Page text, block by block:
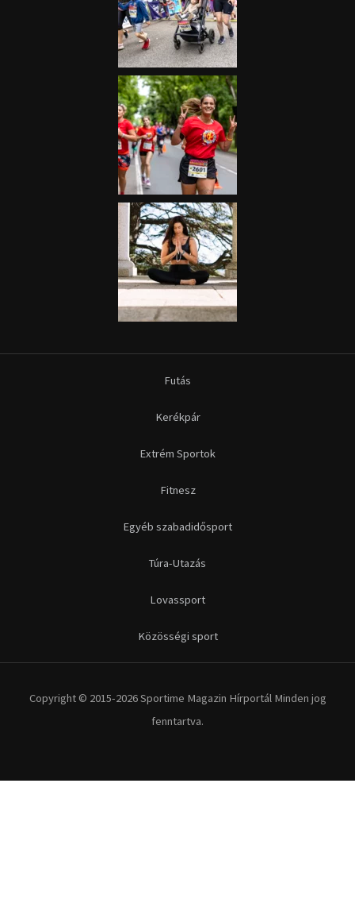
Futás
Kerékpár
Extrém Sportok
Fitnesz
Egyéb szabadidősport
Túra-Utazás
Lovassport
Közösségi sport
Copyright © 2015-2026 Sportime Magazin Hírportál Minden jog
fenntartva.